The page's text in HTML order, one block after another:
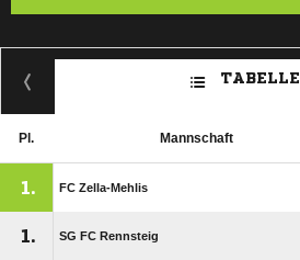
TABELLE
Pl. Mannschaft
1. FC Zella-Mehlis
1. SG FC Rennsteig